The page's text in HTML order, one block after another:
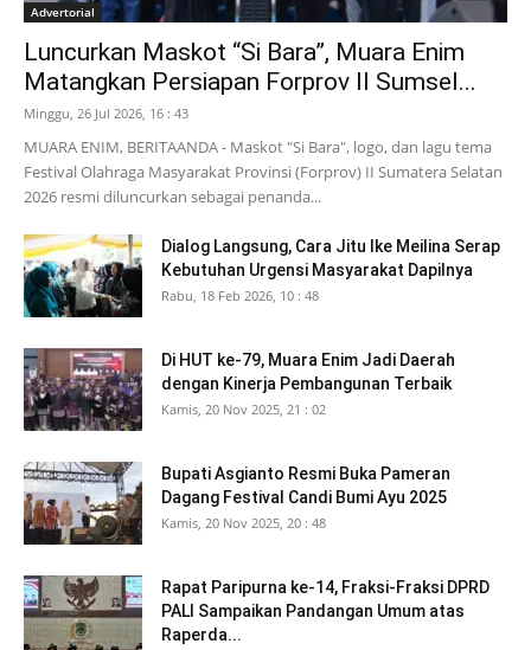
Advertorial
Luncurkan Maskot “Si Bara”, Muara Enim
Matangkan Persiapan Forprov II Sumsel...
Minggu, 26 Jul 2026, 16 : 43
MUARA ENIM, BERITAANDA - Maskot "Si Bara", logo, dan lagu tema
Festival Olahraga Masyarakat Provinsi (Forprov) II Sumatera Selatan
2026 resmi diluncurkan sebagai penanda...
Dialog Langsung, Cara Jitu Ike Meilina Serap
Kebutuhan Urgensi Masyarakat Dapilnya
Rabu, 18 Feb 2026, 10 : 48
Di HUT ke-79, Muara Enim Jadi Daerah
dengan Kinerja Pembangunan Terbaik
Kamis, 20 Nov 2025, 21 : 02
Bupati Asgianto Resmi Buka Pameran
Dagang Festival Candi Bumi Ayu 2025
Kamis, 20 Nov 2025, 20 : 48
Rapat Paripurna ke-14, Fraksi-Fraksi DPRD
PALI Sampaikan Pandangan Umum atas
Raperda...